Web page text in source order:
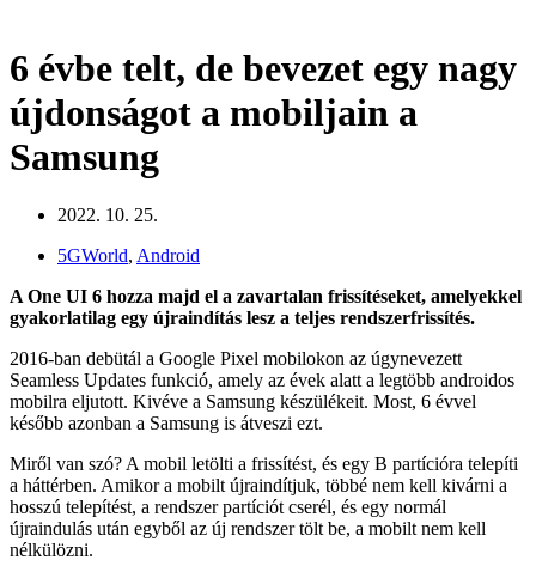
6 évbe telt, de bevezet egy nagy
újdonságot a mobiljain a
Samsung
2022. 10. 25.
5GWorld, Android
A One UI 6 hozza majd el a zavartalan frissítéseket, amelyekkel
gyakorlatilag egy újraindítás lesz a teljes rendszerfrissítés.
2016-ban debütál a Google Pixel mobilokon az úgynevezett
Seamless Updates funkció, amely az évek alatt a legtöbb androidos
mobilra eljutott. Kivéve a Samsung készülékeit. Most, 6 évvel
később azonban a Samsung is átveszi ezt.
Miről van szó? A mobil letölti a frissítést, és egy B partícióra telepíti
a háttérben. Amikor a mobilt újraindítjuk, többé nem kell kivárni a
hosszú telepítést, a rendszer partíciót cserél, és egy normál
újraindulás után egyből az új rendszer tölt be, a mobilt nem kell
nélkülözni.